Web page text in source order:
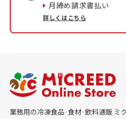
月締め請求書払い
詳しくはこちら
業務用の冷凍食品·食材·飲料通販 ミ